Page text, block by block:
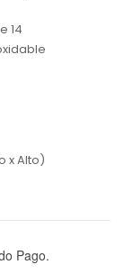
14
x Alto)
Pago.